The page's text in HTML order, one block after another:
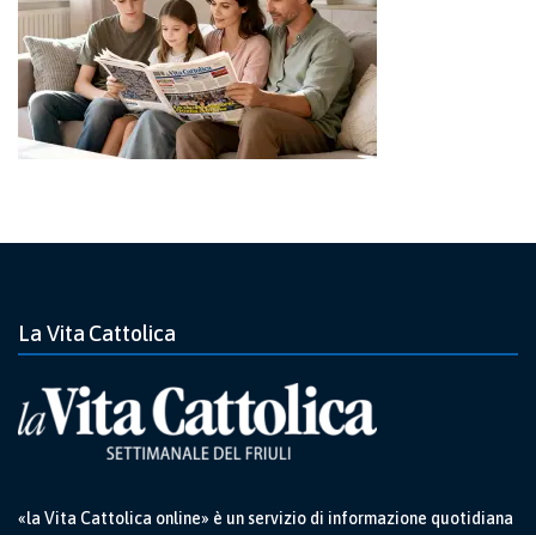
La Vita Cattolica
«la Vita Cattolica online» è un servizio di informazione quotidiana